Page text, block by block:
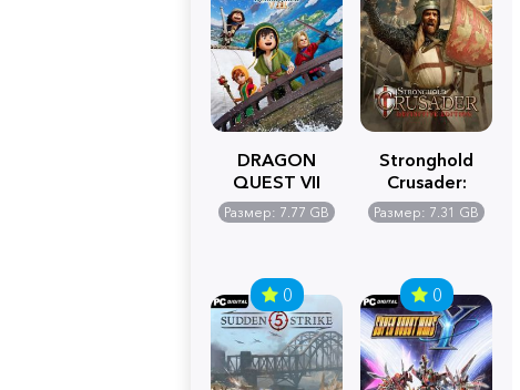
DRAGON
QUEST VII
Reimagined
Размер: 7.77 GB
Stronghold
Crusader:
Definitive
Edition
Размер: 7.31 GB
0 0